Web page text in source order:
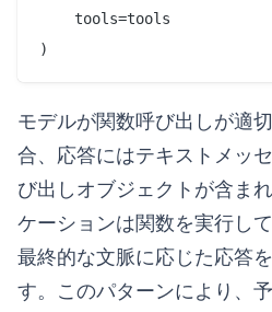
    tools=tools
モデルが関数呼び出しが適
合、応答にはテキストメッ
び出しオブジェクトが含ま
ケーションは関数を実行し
最終的な文脈に応じた応答
す。このパターンにより、